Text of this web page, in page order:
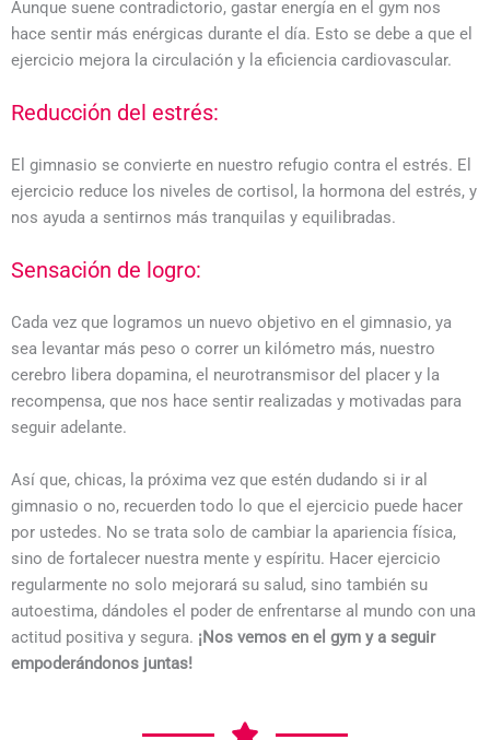
Aunque suene contradictorio, gastar energía en el gym nos
hace sentir más enérgicas durante el día. Esto se debe a que el
ejercicio mejora la circulación y la eficiencia cardiovascular.
Reducción del estrés:
El gimnasio se convierte en nuestro refugio contra el estrés. El
ejercicio reduce los niveles de cortisol, la hormona del estrés, y
nos ayuda a sentirnos más tranquilas y equilibradas.
Sensación de logro:
Cada vez que logramos un nuevo objetivo en el gimnasio, ya
sea levantar más peso o correr un kilómetro más, nuestro
cerebro libera dopamina, el neurotransmisor del placer y la
recompensa, que nos hace sentir realizadas y motivadas para
seguir adelante.
Así que, chicas, la próxima vez que estén dudando si ir al
gimnasio o no, recuerden todo lo que el ejercicio puede hacer
por ustedes. No se trata solo de cambiar la apariencia física,
sino de fortalecer nuestra mente y espíritu. Hacer ejercicio
regularmente no solo mejorará su salud, sino también su
autoestima, dándoles el poder de enfrentarse al mundo con una
actitud positiva y segura. ¡Nos vemos en el gym y a seguir
empoderándonos juntas!